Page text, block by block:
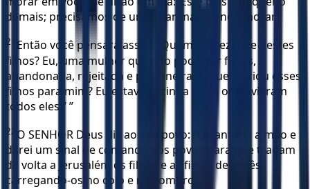
demais; precisamos de um lugar maior onde morar!’
21
Então você pensará assim: ‘Quem me fez mãe destes
filhos? Eu, uma mulher que não podia ter filhos,
abandonada, rejeitada e prisioneira — quem criou esses
filhos para mim? Eu estava sozinha — de onde vieram
todos eles?’ ”
22 O SENHOR Deus diz ao seu povo: “Levantarei a mão e
darei um sinal de comando aos povos para que tragam
de volta a Jerusalém os filhos e as filhas de vocês,
carregando-os no colo e nos ombros.